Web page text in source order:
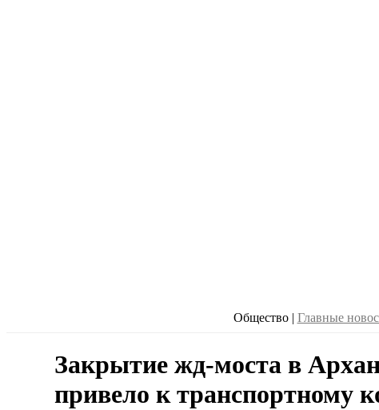
Общество | Главные
Закрытие жд-моста в
привело к транспортному